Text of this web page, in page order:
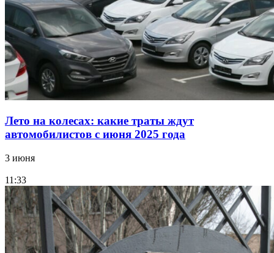
Лето на колесах: какие траты ждут
автомобилистов с июня 2025 года
3 июня
11:33